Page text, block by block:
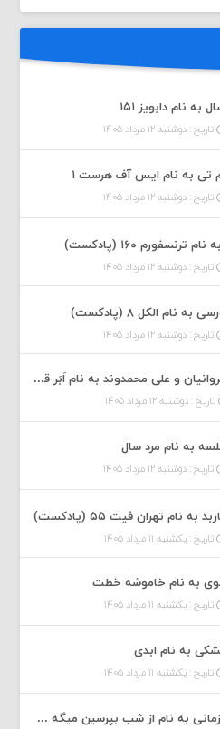
نام دابویز ۱۵۱
تاریخ : دوشنبه ۱۲ مرداد ۱۴۰۵
تی به نام ایس آف هرست ۱
تاریخ : دوشنبه ۱۲ مرداد ۱۴۰۵
۱۶۰ (پادکست)
تاریخ : دوشنبه ۱۲ مرداد ۱۴۰۵
نام الکل ۸ (پادکست)
تاریخ : دوشنبه ۱۲ مرداد ۱۴۰۵
دانلود آهنگ فرید پیروانیان و علی محمدوند به نام اَبَر قدرت
تاریخ : دوشنبه ۱۲ مرداد ۱۴۰۵
به نام مرد سال
تاریخ : دوشنبه ۱۲ مرداد ۱۴۰۵
نام تهران فیت ۵۵ (پادکست)
تاریخ : یکشنبه ۱۱ مرداد ۱۴۰۵
به نام خاموشه خطت
تاریخ : یکشنبه ۱۱ مرداد ۱۴۰۵
به نام ابدی
تاریخ : یکشنبه ۱۱ مرداد ۱۴۰۵
دانلود آهنگ یوسف زمانی به نام از شب بپرسین میگه چه روزگاری دارم